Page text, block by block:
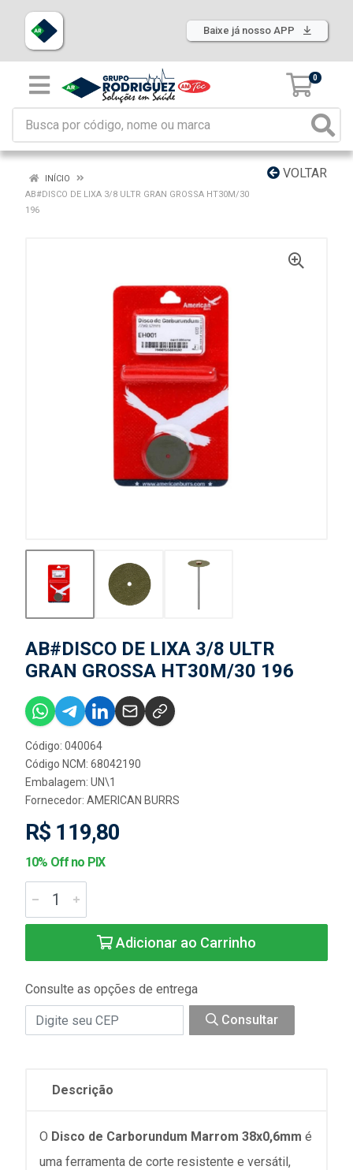
Baixe já nosso APP
0
VOLTAR
INÍCIO
AB#DISCO DE LIXA 3/8 ULTR GRAN GROSSA HT30M/30
196
AB#DISCO DE LIXA 3/8 ULTR
GRAN GROSSA HT30M/30 196
Código: 040064
Código NCM: 68042190
Embalagem: UN\1
Fornecedor: AMERICAN BURRS
R$ 119,80
10% Off no PIX
Adicionar ao Carrinho
Consulte as opções de entrega
Consultar
Descrição
O Disco de Carborundum Marrom 38x0,6mm é
uma ferramenta de corte resistente e versátil,